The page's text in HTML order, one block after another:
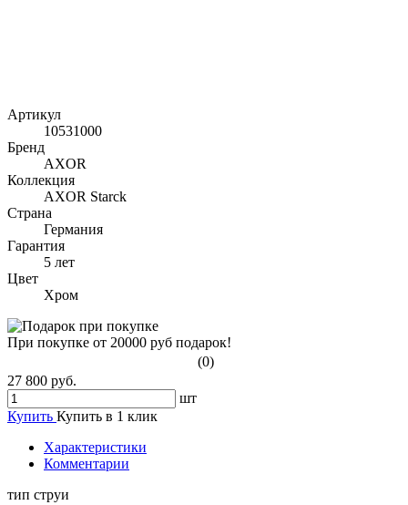
Артикул
10531000
Бренд
AXOR
Коллекция
AXOR Starck
Страна
Германия
Гарантия
5 лет
Цвет
Хром
При покупке от 20000 руб подарок!
(0)
27 800 руб.
шт
Купить Купить в 1 клик
Характеристики
Комментарии
тип струи